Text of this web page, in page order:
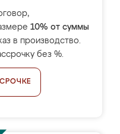
10% от суммы
в производство.
без %.